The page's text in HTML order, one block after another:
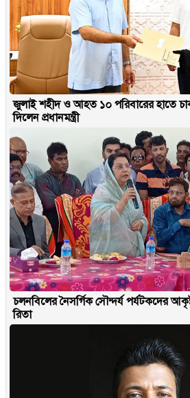
জুলাই শহীদ ও আহত ১০ পরিবারের হাতে
দিলেন প্রধানমন্ত্রী
চলনবিলের নৈসর্গিক সৌন্দর্য পর্যটকদের
রিতা